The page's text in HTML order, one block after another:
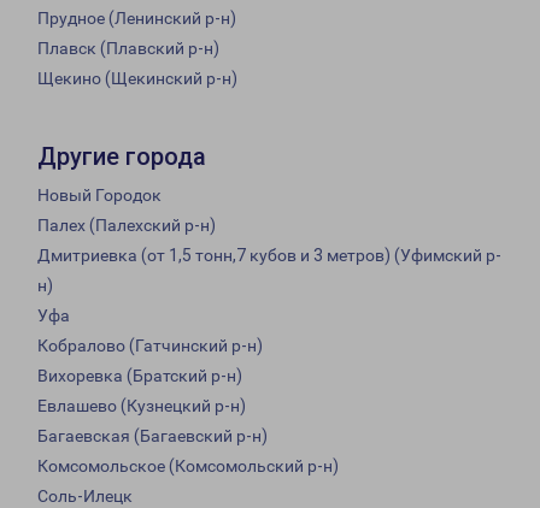
Прудное (Ленинский р-н)
Плавск (Плавский р-н)
Щекино (Щекинский р-н)
Другие города
Новый Городок
Палех (Палехский р-н)
Дмитриевка (от 1,5 тонн,7 кубов и 3 метров) (Уфимский р-
н)
Уфа
Кобралово (Гатчинский р-н)
Вихоревка (Братский р-н)
Евлашево (Кузнецкий р-н)
Багаевская (Багаевский р-н)
Комсомольское (Комсомольский р-н)
Соль-Илецк